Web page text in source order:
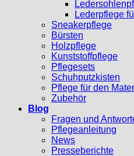
Lederpflege
Sneakerpflege
Bürsten
Holzpflege
Kunststoffpflege
Pflegesets
Schuhputzkisten
Pflege für den
Zubehör
Blog
Fragen und
Pflegeanleitung
News
Presseberichte